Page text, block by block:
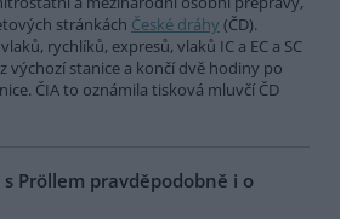
stránkách České dráhy (ČD).
rychlíků, expresů, vlaků IC a EC a SC
výchozí stanice a končí dvě hodiny po
ČIA to oznámila tisková mluvčí ČD
Pröllem pravděpodobně i o